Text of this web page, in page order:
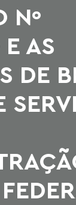
Nº
AS
DE